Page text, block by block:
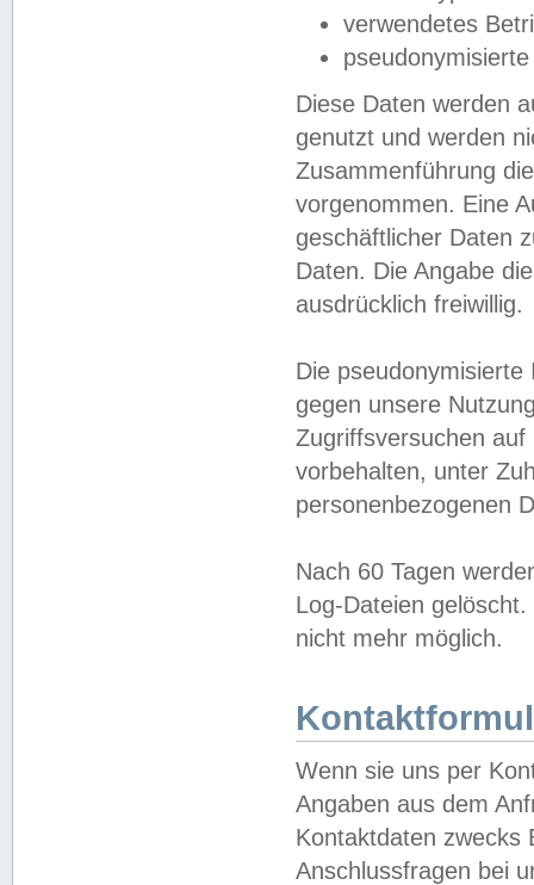
verwendetes
Diese Daten werden
genutzt und werden
Zusammenführung
vorgenommen. Eine
geschäftlicher Daten
Daten. Die Angabe
ausdrücklich freiwillig.
Die
gegen unsere
Zugriffsversuchen
vorbehalten, unter
personenbezogenen
Nach 60 Tagen
Log-Dateien
nicht mehr möglich.
Wenn sie uns per
Angaben aus dem
Kontaktdaten zwecks
Anschlussfragen bei